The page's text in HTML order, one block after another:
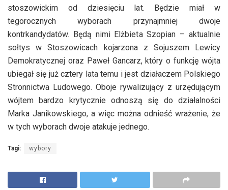
stoszowickim od dziesięciu lat. Będzie miał w
tegorocznych wyborach przynajmniej dwoje
kontrkandydatów. Będą nimi Elżbieta Szopian – aktualnie
sołtys w Stoszowicach kojarzona z Sojuszem Lewicy
Demokratycznej oraz Paweł Gancarz, który o funkcję wójta
ubiegał się już cztery lata temu i jest działaczem Polskiego
Stronnictwa Ludowego. Oboje rywalizujący z urzędującym
wójtem bardzo krytycznie odnoszą się do działalności
Marka Janikowskiego, a więc można odnieść wrażenie, że
w tych wyborach dwoje atakuje jednego.
Tagi: wybory